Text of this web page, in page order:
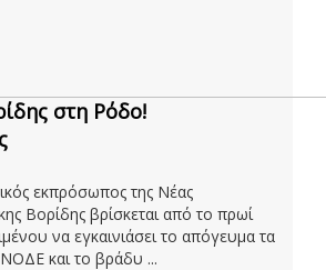
στη Ρόδο!
εκπρόσωπος της Νέας
Βορίδης βρίσκεται από το πρωί
να εγκαινιάσει το απόγευμα τα
και το βράδυ ...